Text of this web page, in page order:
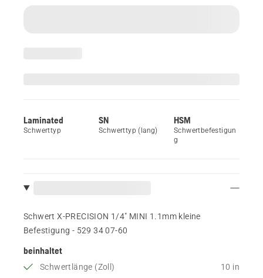
Laminated
Schwerttyp
SN
Schwerttyp (lang)
HSM
Schwertbefestigun
g
Schwert X-PRECISION 1/4" MINI 1.1mm kleine
Befestigung - 529 34 07‑60
beinhaltet
Schwertlänge (Zoll)
10 in